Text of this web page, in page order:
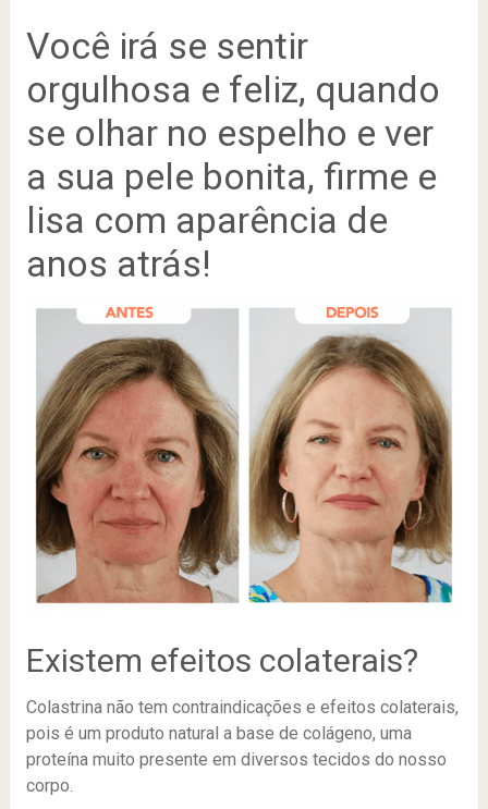
Você irá se sentir
orgulhosa e feliz, quando
se olhar no espelho e ver
a sua pele bonita, firme e
lisa com aparência de
anos atrás!
Existem efeitos colaterais?
Colastrina não tem contraindicações e efeitos colaterais,
pois é um produto natural a base de colágeno, uma
proteína muito presente em diversos tecidos do nosso
corpo.